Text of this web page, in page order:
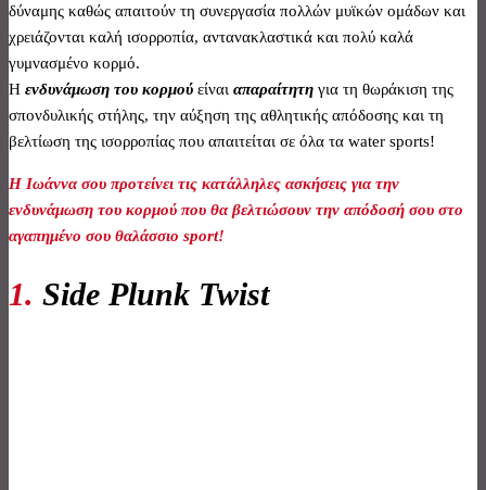
δύναμης καθώς απαιτούν τη συνεργασία πολλών μυϊκών ομάδων και
χρειάζονται καλή ισορροπία, αντανακλαστικά και πολύ καλά
γυμνασμένο κορμό.
Η ενδυνάμωση του κορμού είναι απαραίτητη για τη θωράκιση της
σπονδυλικής στήλης, την αύξηση της αθλητικής απόδοσης και τη
βελτίωση της ισορροπίας που απαιτείται σε όλα τα water sports!
Η Ιωάννα σου προτείνει τις κατάλληλες ασκήσεις για την
ενδυνάμωση του κορμού που θα βελτιώσουν την απόδοσή σου στο
αγαπημένο σου θαλάσσιο sport!
1. Side Plunk Twist